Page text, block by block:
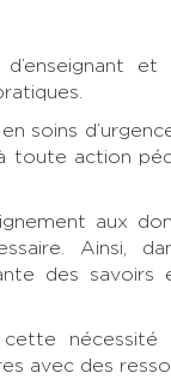
soins
toute action
aux
Ainsi,
des
nécessité
avec des